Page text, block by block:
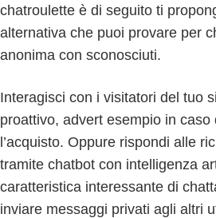
chatroulette è di seguito ti
alternativa che puoi provare per
anonima con sconosciuti.
Interagisci con i visitatori del tuo
proattivo, advert esempio in
l’acquisto. Oppure rispondi alle
tramite chatbot con intelligenza
caratteristica interessante di
inviare messaggi privati agli altri